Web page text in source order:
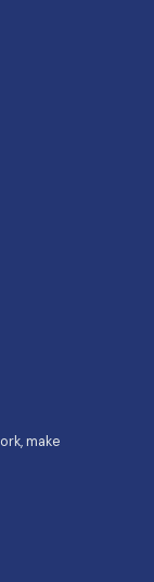
make